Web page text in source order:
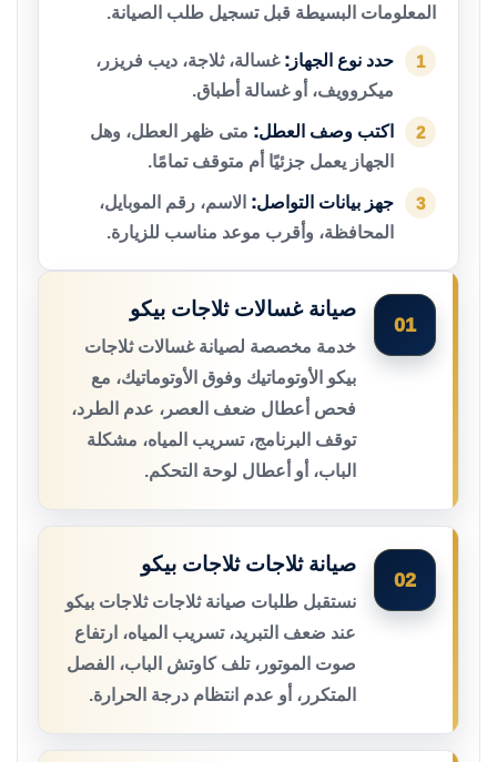
المعلومات البسيطة قبل تسجيل طلب الصيانة.
1 حدد نوع الجهاز: غسالة، ثلاجة، ديب فريزر،
ميكروويف، أو غسالة أطباق.
2 اكتب وصف العطل: متى ظهر العطل، وهل
الجهاز يعمل جزئيًا أم متوقف تمامًا.
3 جهز بيانات التواصل: الاسم، رقم الموبايل،
المحافظة، وأقرب موعد مناسب للزيارة.
01
صيانة غسالات ثلاجات بيكو
خدمة مخصصة لصيانة غسالات ثلاجات
بيكو الأوتوماتيك وفوق الأوتوماتيك، مع
فحص أعطال ضعف العصر، عدم الطرد،
توقف البرنامج، تسريب المياه، مشكلة
الباب، أو أعطال لوحة التحكم.
02
صيانة ثلاجات ثلاجات بيكو
نستقبل طلبات صيانة ثلاجات ثلاجات بيكو
عند ضعف التبريد، تسريب المياه، ارتفاع
صوت الموتور، تلف كاوتش الباب، الفصل
المتكرر، أو عدم انتظام درجة الحرارة.